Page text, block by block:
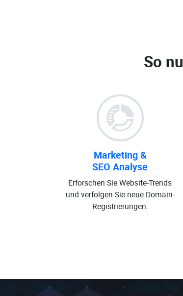
So
Marketing &
SEO Analyse
Erforschen Sie Website-Trends
und verfolgen Sie neue Domain-
Registrierungen.